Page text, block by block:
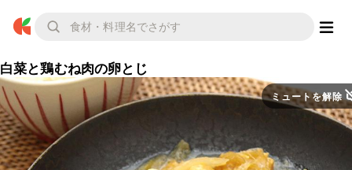
白菜と鶏むね肉の卵とじ
ミュートを解除